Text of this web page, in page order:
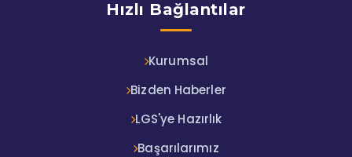
Hızlı Bağlantılar
Kurumsal
Bizden Haberler
LGS'ye Hazırlık
Başarılarımız